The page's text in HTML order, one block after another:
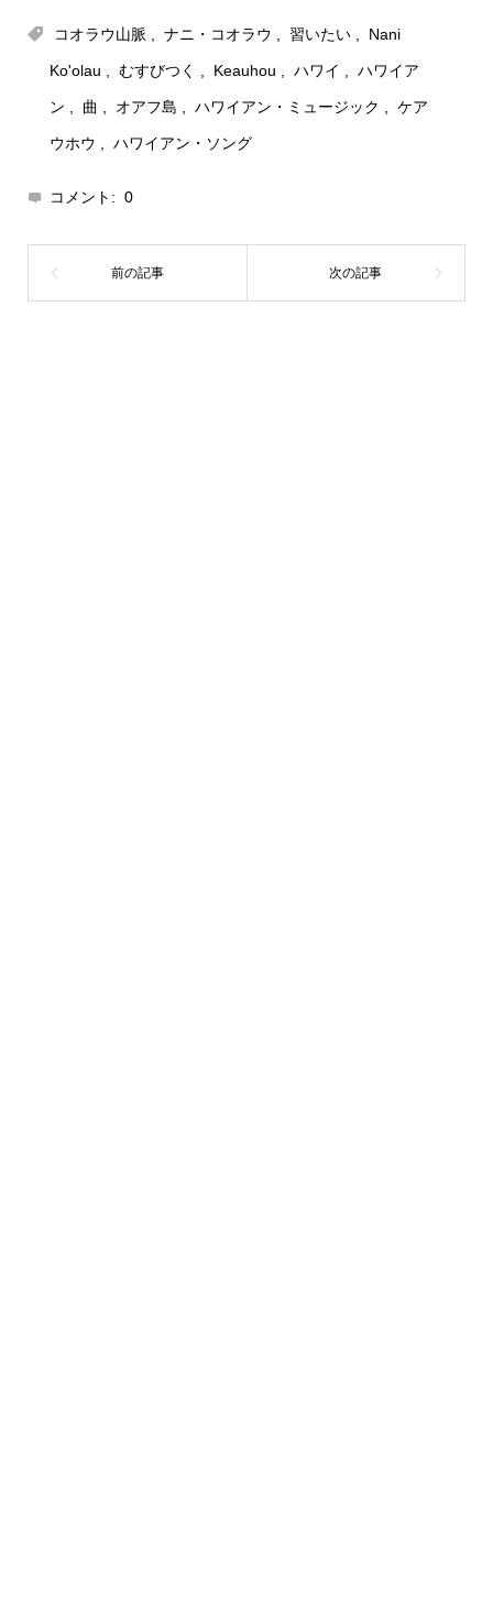
コオラウ山脈 ナニ・コオラウ 習いたい Nani
Ko'olau むすびつく Keauhou ハワイ ハワイア
ン 曲 オアフ島 ハワイアン・ミュージック ケア
ウホウ ハワイアン・ソング
コメント: 0